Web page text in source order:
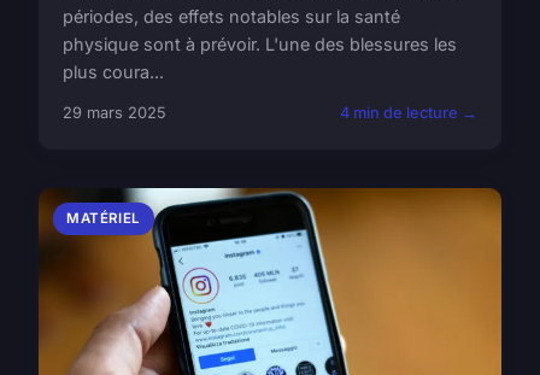
périodes, des effets notables sur la santé
physique sont à prévoir. L'une des blessures les
plus coura...
29 mars 2025 4 min de lecture →
MATÉRIEL